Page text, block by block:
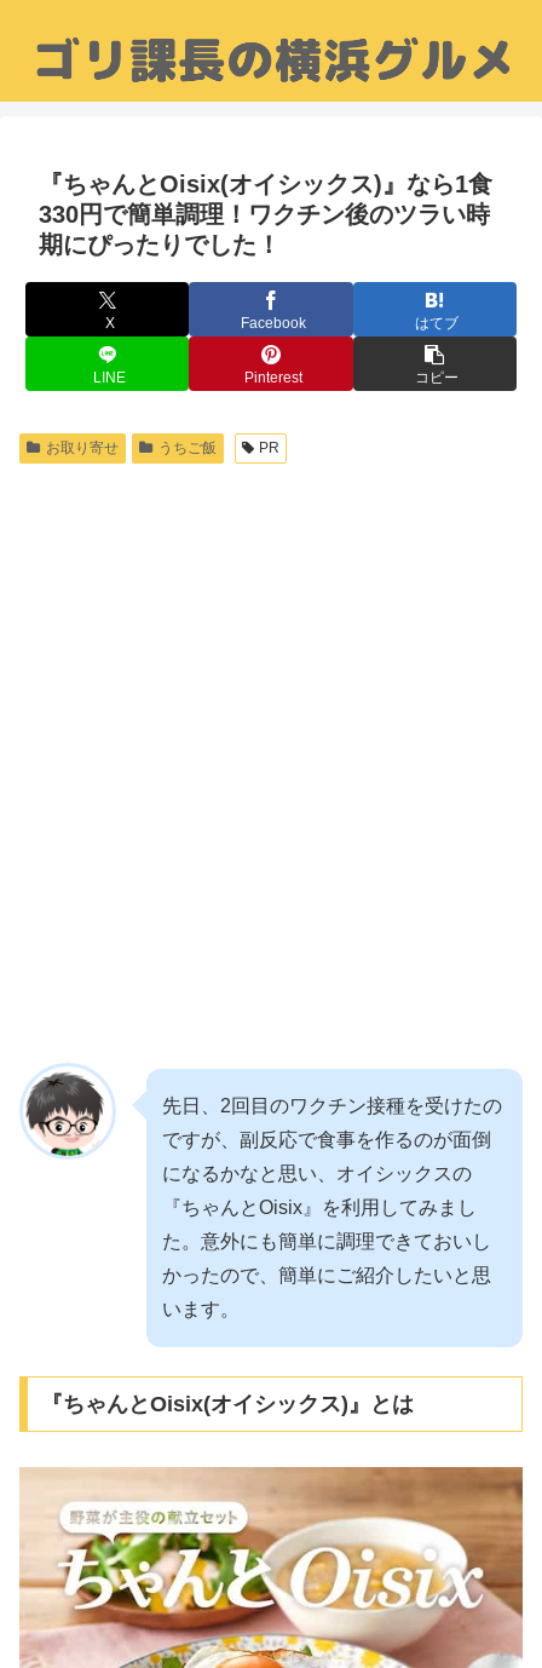
『ちゃんとOisix(オイシックス)』なら1食
330円で簡単調理！ワクチン後のツラい時
期にぴったりでした！
X Facebook はてブ
LINE Pinterest コピー
お取り寄せ うちご飯 PR
先日、2回目のワクチン接種を受けたの
ですが、副反応で食事を作るのが面倒
になるかなと思い、オイシックスの
『ちゃんとOisix』を利用してみまし
た。意外にも簡単に調理できておいし
かったので、簡単にご紹介したいと思
います。
『ちゃんとOisix(オイシックス)』とは